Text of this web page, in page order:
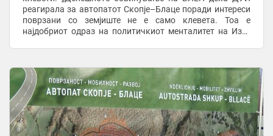
реагирала за автопатот Скопје–Блаце поради интереси
поврзани со земјиште не е само клевета. Тоа е
најдобриот одраз на политичкиот менталитет на Изет